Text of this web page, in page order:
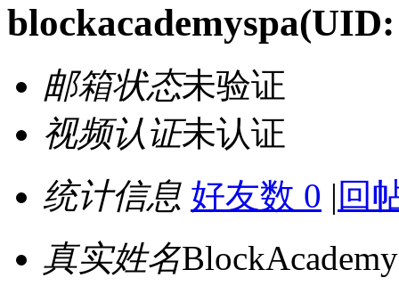
blockacademyspa(UID:
邮箱状态未验证
视频认证未认证
统计信息 好友数 0 | 回
真实姓名BlockAcademy